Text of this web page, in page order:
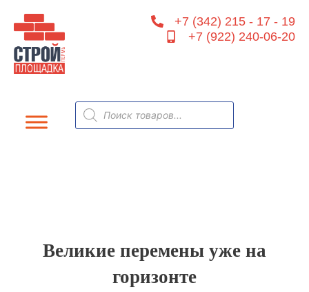
содержимому
+7 (342) 215 - 17 - 19
+7 (922) 240-06-20
Поиск
товаров
Великие перемены уже на
горизонте